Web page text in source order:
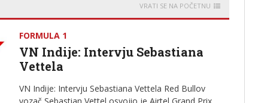
VRATI SE NA POČETNU
FORMULA 1
VN Indije: Intervju Sebastiana
Vettela
VN Indije: Intervju Sebastiana Vettela Red Bullov